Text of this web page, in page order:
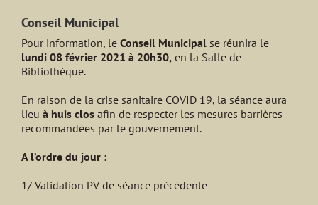
Conseil Municipal
Pour information, le Conseil Municipal se réunira le
lundi 08 février 2021 à 20h30, en la Salle de
Bibliothèque.
En raison de la crise sanitaire COVID 19, la séance aura
lieu à huis clos afin de respecter les mesures barrières
recommandées par le gouvernement.
A l’ordre du jour :
1/ Validation PV de séance précédente